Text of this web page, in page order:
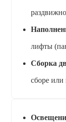
лифты
Сборка
сборе или